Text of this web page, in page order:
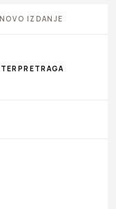
IZDANJE
PRETRAGA